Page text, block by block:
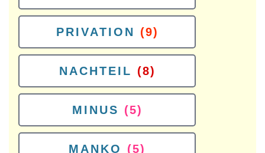
PRIVATION (9)
NACHTEIL (8)
MINUS (5)
MANKO (5)